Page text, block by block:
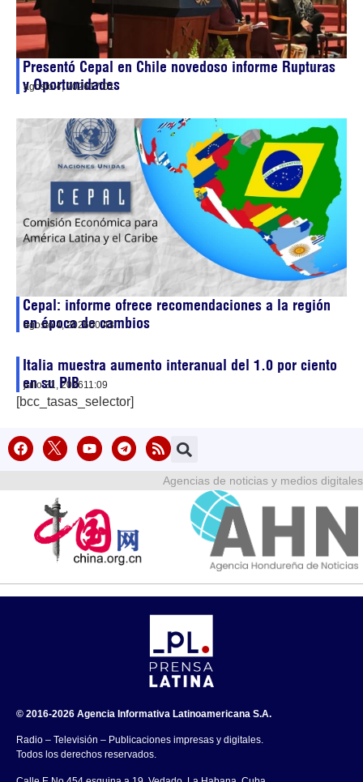
Presentó Cepal en Chile novedoso informe Rupturas
y Oportunidades
agosto 4, 202617:01
Cepal: informe ofrece recomendaciones a la región
en época de cambios
agosto 4, 202600:43
Italia muestra aumento interanual del 1.0 por ciento
en su PIB
julio 31, 202611:09
[bcc_tasas_selector]
Agencias de noticias y medios digitales
© 2016-2026 Agencia Informativa Latinoamericana S.A.
Radio – Televisión – Publicaciones impresas y digitales.
Todos los derechos reservados.